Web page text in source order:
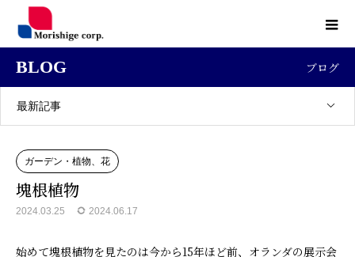
BLOG ブログ
最新記事
ガーデン・植物、花
塊根植物
2024.03.25 2024.06.17
始めて塊根植物を見たのは今から15年ほど前、オランダの展示会